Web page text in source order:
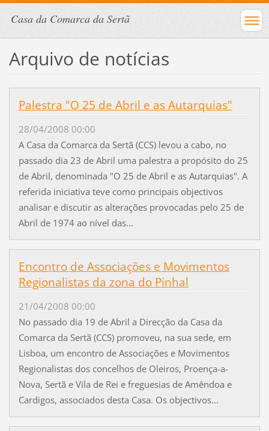
Casa da Comarca da Sertã
Arquivo de notícias
Palestra "O 25 de Abril e as Autarquias"
28/04/2008 00:00
A Casa da Comarca da Sertã (CCS) levou a cabo, no
passado dia 23 de Abril uma palestra a propósito do 25
de Abril, denominada "O 25 de Abril e as Autarquias". A
referida iniciativa teve como principais objectivos
analisar e discutir as alterações provocadas pelo 25 de
Abril de 1974 ao nível das...
Encontro de Associações e Movimentos
Regionalistas da zona do Pinhal
21/04/2008 00:00
No passado dia 19 de Abril a Direcção da Casa da
Comarca da Sertã (CCS) promoveu, na sua sede, em
Lisboa, um encontro de Associações e Movimentos
Regionalistas dos concelhos de Oleiros, Proença-a-
Nova, Sertã e Vila de Rei e freguesias de Amêndoa e
Cardigos, associados desta Casa. Os objectivos...